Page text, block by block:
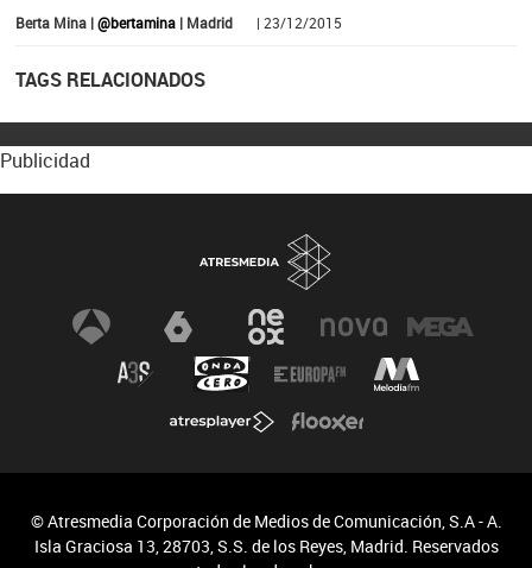
Berta Mina |@bertamina| Madrid | 23/12/2015
TAGS RELACIONADOS
Publicidad
© Atresmedia Corporación de Medios de Comunicación, S.A - A.
Isla Graciosa 13, 28703, S.S. de los Reyes, Madrid. Reservados